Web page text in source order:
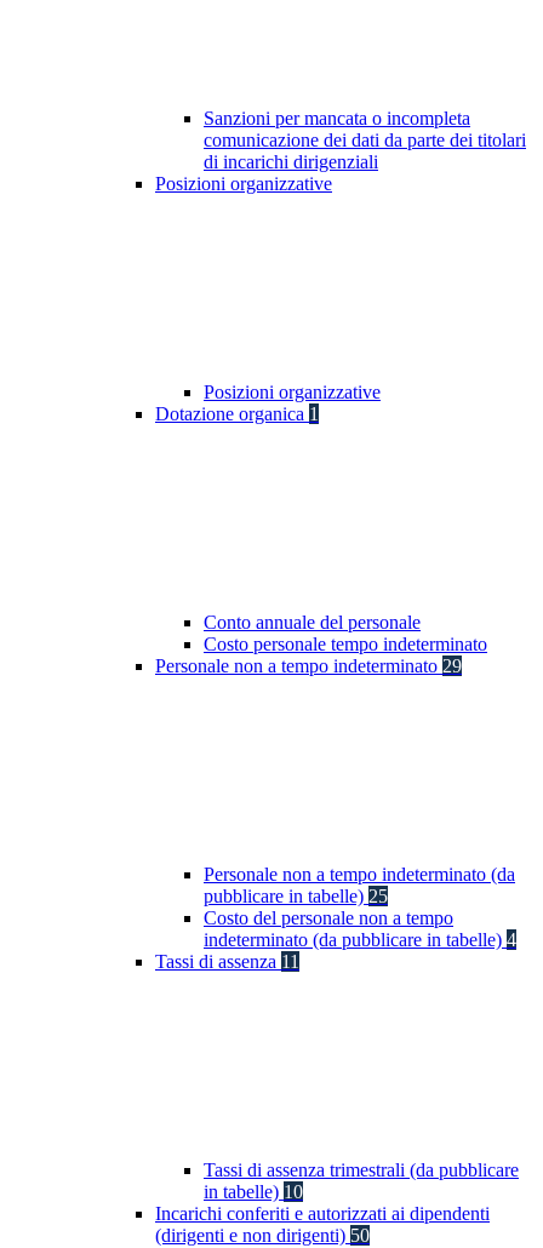
Sanzioni per mancata o incompleta
comunicazione dei dati da parte dei titolari
di incarichi dirigenziali
Posizioni organizzative
Posizioni organizzative
Dotazione organica 1
Conto annuale del personale
Costo personale tempo indeterminato
Personale non a tempo indeterminato 29
Personale non a tempo indeterminato (da
pubblicare in tabelle) 25
Costo del personale non a tempo
indeterminato (da pubblicare in tabelle) 4
Tassi di assenza 11
Tassi di assenza trimestrali (da pubblicare
in tabelle) 10
Incarichi conferiti e autorizzati ai dipendenti
(dirigenti e non dirigenti) 50